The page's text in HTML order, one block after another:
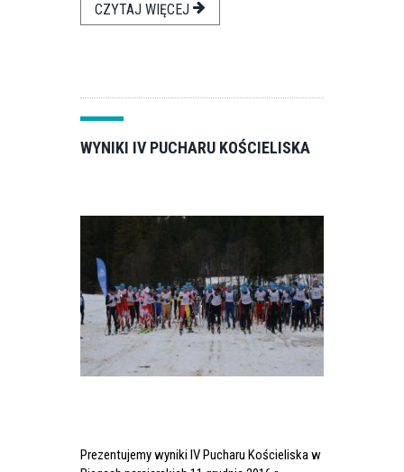
CZYTAJ WIĘCEJ
WYNIKI IV PUCHARU KOŚCIELISKA
Prezentujemy wyniki IV Pucharu Kościeliska w